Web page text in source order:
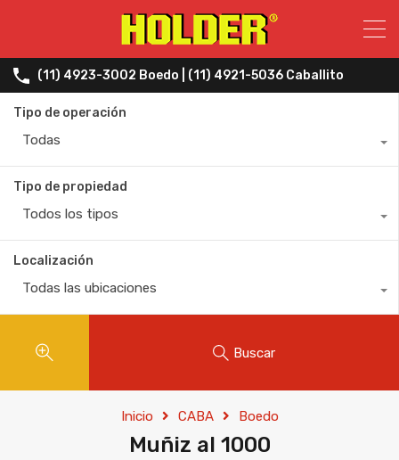
(11) 4923-3002 Boedo | (11) 4921-5036 Caballito
Tipo de operación
Todas
Tipo de propiedad
Todos los tipos
Localización
Todas las ubicaciones
Buscar
Inicio CABA Boedo
Muñiz al 1000